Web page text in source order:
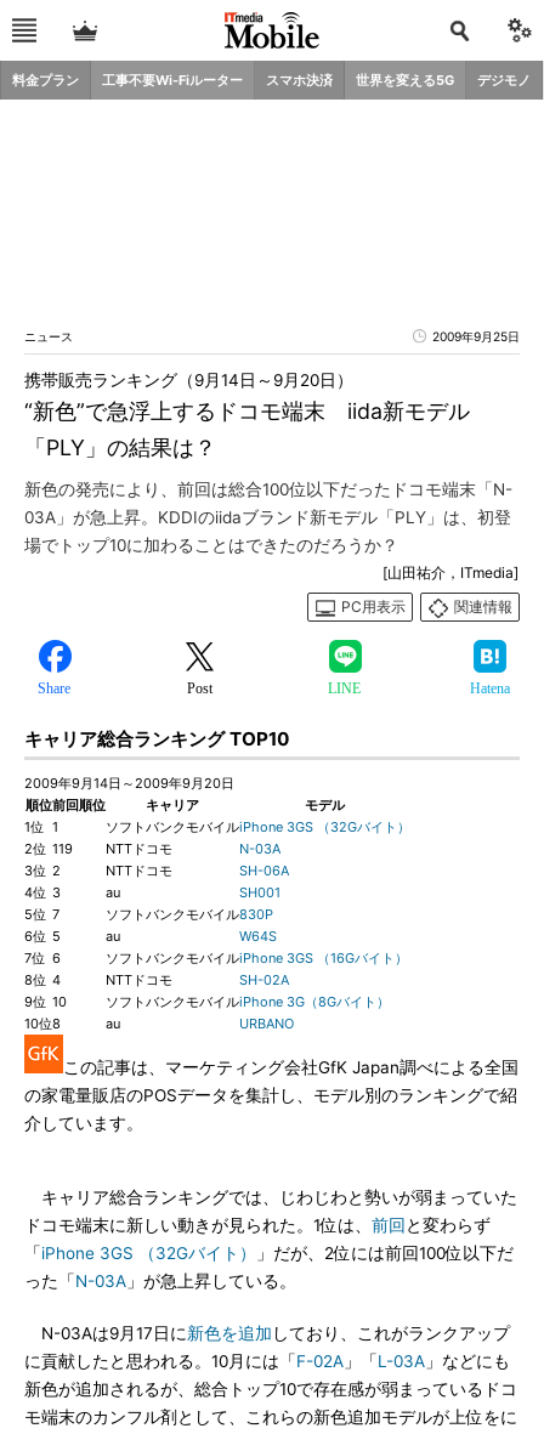
料金プラン 工事不要Wi-Fiルーター スマホ決済 世界を変える5G デジモノ
ニュース 2009年9月25日
“新色”で急浮上するドコモ端末 iida新モデル
「PLY」の結果は？
携帯販売ランキング（9月14日～9月20日）
新色の発売により、前回は総合100位以下だったドコモ端末「N-
03A」が急上昇。KDDIのiidaブランド新モデル「PLY」は、初登
場でトップ10に加わることはできたのだろうか？
[山田祐介，ITmedia]
PC用表示
関連情報
Share Post LINE Hatena
キャリア総合ランキング TOP10
2009年9月14日～2009年9月20日
順位前回順位 キャリア
モデル
1位 1 ソフトバンクモバイルiPhone 3GS （32Gバイト）
2位 119 NTTドコモ
N-03A
3位 2 NTTドコモ
SH-06A
4位 3 au
SH001
5位 7 ソフトバンクモバイル830P
6位 5 au
W64S
7位 6 ソフトバンクモバイルiPhone 3GS （16Gバイト）
8位 4 NTTドコモ
SH-02A
9位 10 ソフトバンクモバイルiPhone 3G（8Gバイト）
10位8 au URBANO
この記事は、マーケティング会社GfK Japan調べによる全国
の家電量販店のPOSデータを集計し、モデル別のランキングで紹
介しています。
キャリア総合ランキングでは、じわじわと勢いが弱まっていた
ドコモ端末に新しい動きが見られた。1位は、 前回 と変わらず
「iPhone 3GS （32Gバイト）
」だが、2位には前回100位以下だ
った「N-03A 」が急上昇している。
N-03Aは9月17日に新色を追加 しており、これがランクアップ
に貢献したと思われる。10月には「F-02A 」「L-03A 」などにも
新色が追加されるが、総合トップ10で存在感が弱まっているドコ
モ端末のカンフル剤として、これらの新色追加モデルが上位をに